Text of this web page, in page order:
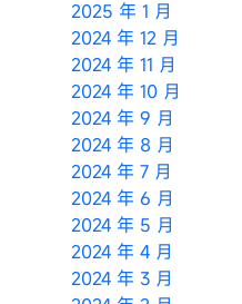
2025 年 1 月
2024 年 12 月
2024 年 11 月
2024 年 10 月
2024 年 9 月
2024 年 8 月
2024 年 7 月
2024 年 6 月
2024 年 5 月
2024 年 4 月
2024 年 3 月